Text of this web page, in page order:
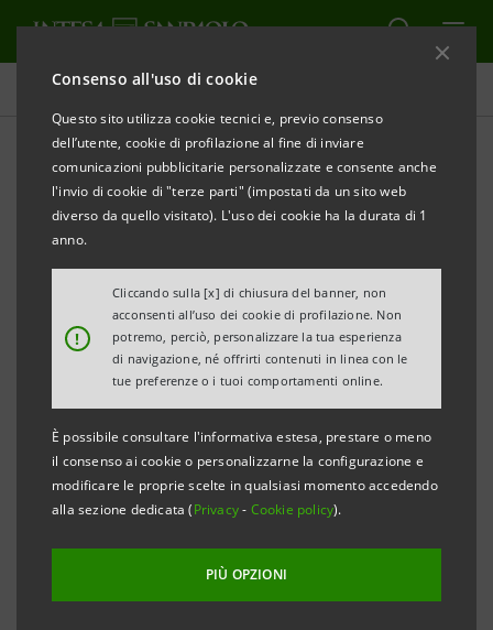
Consenso all'uso di cookie
Questo sito utilizza cookie tecnici e, previo consenso
dell’utente, cookie di profilazione al fine di inviare
comunicazioni pubblicitarie personalizzate e consente anche
l'invio di cookie di "terze parti" (impostati da un sito web
diverso da quello visitato). L'uso dei cookie ha la durata di 1
anno.
!
Cliccando sulla [x] di chiusura del banner, non
acconsenti all’uso dei cookie di profilazione. Non
potremo, perciò, personalizzare la tua esperienza
di navigazione, né offrirti contenuti in linea con le
tue preferenze o i tuoi comportamenti online.
È possibile consultare l'informativa estesa, prestare o meno
il consenso ai cookie o personalizzarne la configurazione e
modificare le proprie scelte in qualsiasi momento accedendo
alla sezione dedicata (Privacy- Cookie policy).
PIÙ OPZIONI
Comunicati stampa
STAMPA AGGIORNA
Milano, 30 giugno 2006
Banca Intesa ha lanciato oggi, tramite la controllata al
100% Intesa Bank Ireland plc, un’emissione
obbligazionaria di
casa madre.
Si tratta della prima emissione diextendible notesdi
Banca Intesa, destinata ad investitori istituzionali